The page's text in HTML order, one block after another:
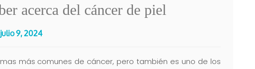
acerca del cáncer de piel
julio 9, 2024
más comunes de cáncer, pero también es uno de los